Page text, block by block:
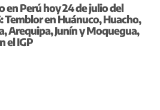
en Perú hoy 24 de julio del
Temblor en Huánuco, Huacho,
Arequipa, Junín y Moquegua,
el IGP